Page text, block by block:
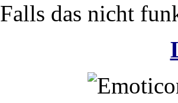
Falls das nicht